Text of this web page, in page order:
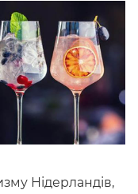
Нідерландів,